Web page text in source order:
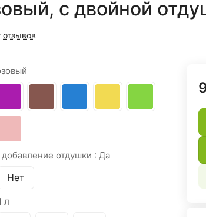
с двойной
отзывов
отдушки : Да
Нет
л